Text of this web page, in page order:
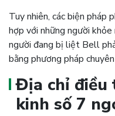
Tuy nhiên, các biện pháp
hợp với những người khỏe
người đang bị liệt Bell
bằng phương pháp
Địa chỉ
kinh số 7